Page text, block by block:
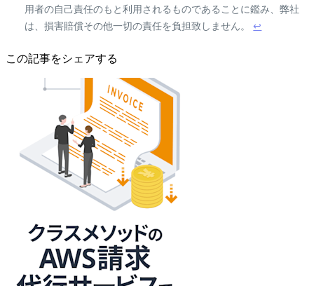
用者の自己責任のもと利用されるものであることに鑑み、弊社
は、損害賠償その他一切の責任を負担致しません。↩
この記事をシェアする